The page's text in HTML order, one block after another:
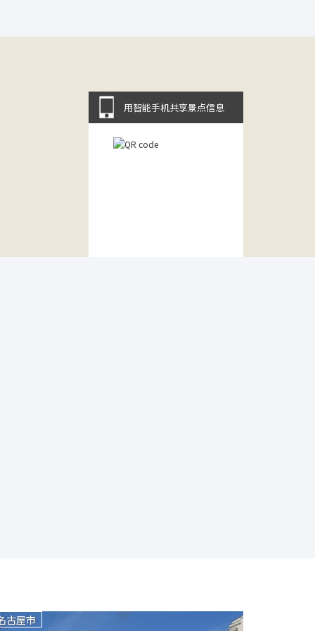
用智能手机共享景点信息
古屋市